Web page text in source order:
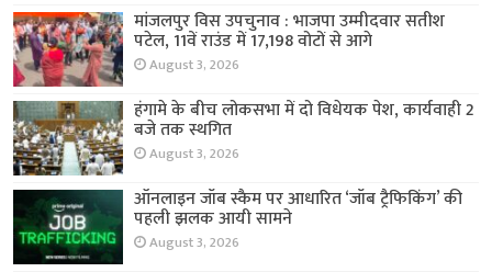
मांजलपुर विस उपचुनाव : भाजपा उम्मीदवार सतीश
पटेल, 11वें राउंड में 17,198 वोटों से आगे
August 3, 2026
हंगामे के बीच लोकसभा में दो विधेयक पेश, कार्यवाही 2
बजे तक स्थगित
August 3, 2026
ऑनलाइन जॉब स्कैम पर आधारित ‘जॉब ट्रैफिकिंग’ की
पहली झलक आयी सामने
August 3, 2026